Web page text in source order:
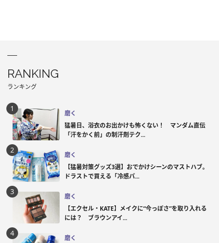
RANKING
ランキング
磨く
猛暑日、浴衣のお出かけも怖くない！ マンダム直伝
「汗をかく前」の制汗剤テク...
磨く
【猛暑対策グッズ3選】おでかけシーンのマストハブ。
ドラストで買える「冷感パ...
磨く
【エクセル・KATE】メイクに“今っぽさ”を取り入れる
には？ ブラウンアイ...
磨く